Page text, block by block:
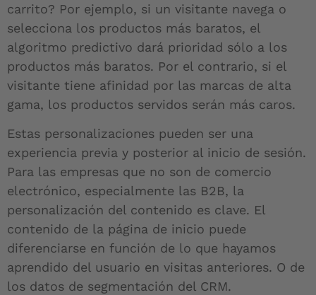
carrito? Por ejemplo, si un visitante navega o
selecciona los productos más baratos, el
algoritmo predictivo dará prioridad sólo a los
productos más baratos. Por el contrario, si el
visitante tiene afinidad por las marcas de alta
gama, los productos servidos serán más caros.
Estas personalizaciones pueden ser una
experiencia previa y posterior al inicio de sesión.
Para las empresas que no son de comercio
electrónico, especialmente las B2B, la
personalización del contenido es clave. El
contenido de la página de inicio puede
diferenciarse en función de lo que hayamos
aprendido del usuario en visitas anteriores. O de
los datos de segmentación del CRM.